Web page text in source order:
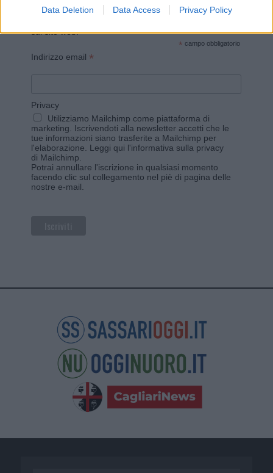
Data Deletion Data Access Privacy Policy
Iscriviti alla newsletter di Gallura Oggi e ricevi le nostre
sul sito web!
* campo obbligatorio
Indirizzo email *
Privacy
Utilizziamo Mailchimp come piattaforma di
marketing. Iscrivendoti alla newsletter accetti che le
tue informazioni siano trasferite a Mailchimp per
l'elaborazione. Leggi qui l'informativa sulla privacy
di Mailchimp.
Potrai annullare l'iscrizione in qualsiasi momento
facendo clic sul collegamento nel piè di pagina delle
nostre e-mail.